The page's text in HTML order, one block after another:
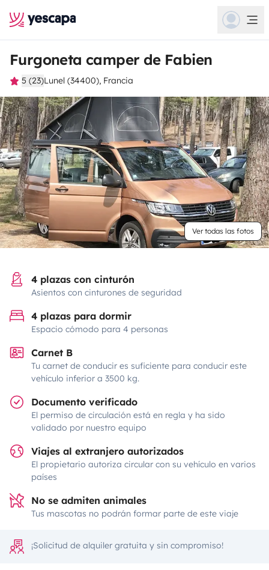
Furgoneta camper de Fabien
5 (23)Lunel (34400), Francia
Ver todas las fotos
4 plazas con cinturón
Asientos con cinturones de seguridad
4 plazas para dormir
Espacio cómodo para 4 personas
Carnet B
Tu carnet de conducir es suficiente para conducir este
vehículo inferior a 3500 kg.
Documento verificado
El permiso de circulación está en regla y ha sido
validado por nuestro equipo
Viajes al extranjero autorizados
El propietario autoriza circular con su vehículo en varios
países
No se admiten animales
Tus mascotas no podrán formar parte de este viaje
¡Solicitud de alquiler gratuita y sin compromiso!